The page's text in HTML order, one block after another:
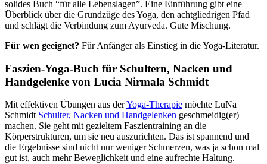
solides Buch “für alle Lebenslagen”. Eine Einführung gibt eine
Überblick über die Grundzüge des Yoga, den achtgliedrigen Pfad
und schlägt die Verbindung zum Ayurveda. Gute Mischung.
Für wen geeignet? Für Anfänger als Einstieg in die Yoga-Literatur.
Faszien-Yoga-Buch für Schultern, Nacken und
Handgelenke von Lucia Nirmala Schmidt
Mit effektiven Übungen aus derYoga-Therapie möchte LuNa
Schmidt Schulter, Nacken und Handgelenken geschmeidig(er)
machen. Sie geht mit gezieltem Faszientraining an die
Körperstrukturen, um sie neu auszurichten. Das ist spannend und
die Ergebnisse sind nicht nur weniger Schmerzen, was ja schon mal
gut ist, auch mehr Beweglichkeit und eine aufrechte Haltung.